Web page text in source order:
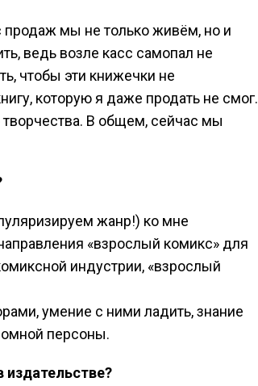
продаж мы не только живём, но и
ведь возле касс самопал не
чтобы эти книжечки не
которую я даже продать не смог.
творчества. В общем, сейчас мы
жанр!) ко мне
«взрослый комикс» для
индустрии, «взрослый
умение с ними ладить, знание
персоны.
издательстве?